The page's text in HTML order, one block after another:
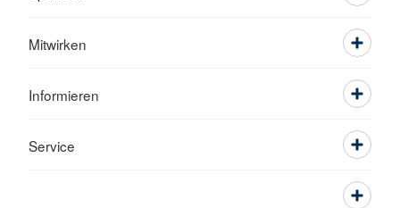
Mitwirken
Informieren
Service